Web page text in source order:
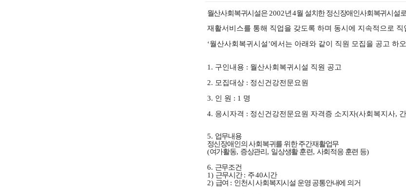
월산사회복귀시설은 2002년4월 설치한 정신장애인사회복귀시설로
재활서비스를 통해 직업을 갖도록 하며 동시에 지속적으로
‘월산사회복귀시설’에서는 아래와 같이 직원 모집을 공고 하오
1. 구인내용 : 월산사회복귀시설 직원 공고
2. 모집대상 : 정신건강전문요원
3. 인 원 : 1 명
4. 응시자격 : 정신건강전문요원 자격증 소지자(사회복지사,
5. 업무내용
정신장애인의 사회복귀를 위한 주간재활업무
(여가활동, 증상관리 , 일상생활 훈련, 사회적응 훈련 등)
6. 근무조건
1) 근무시간: 주40시간
2) 급여 : 인천시 사회복지시설 운영 공통안내에 의거